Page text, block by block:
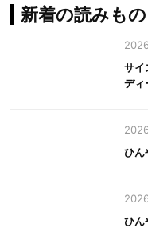
新着の読みもの
サイ
ディ
ひん
ひん